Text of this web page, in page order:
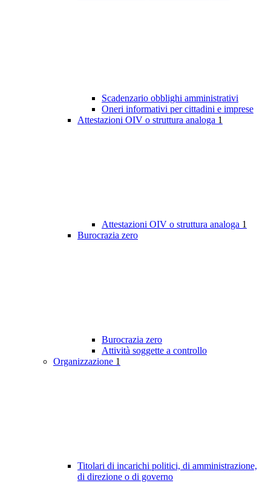
Scadenzario obblighi amministrativi
Oneri informativi per cittadini e imprese
Attestazioni OIV o struttura analoga 1
Attestazioni OIV o struttura analoga 1
Burocrazia zero
Burocrazia zero
Attività soggette a controllo
Organizzazione 1
Titolari di incarichi politici, di amministrazione,
di direzione o di governo